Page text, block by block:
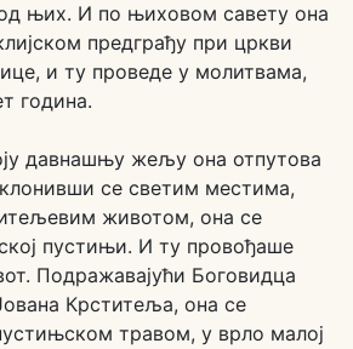
њих. И по њиховом савету она
предграђу при цркви
и ту проведе у молитвама,
година.
давнашњу жељу она отпутова
се светим местима,
животом, она се
пустињи. И ту провођаше
Подражавајући Боговидца
Крститеља, она се
травом, у врло малој